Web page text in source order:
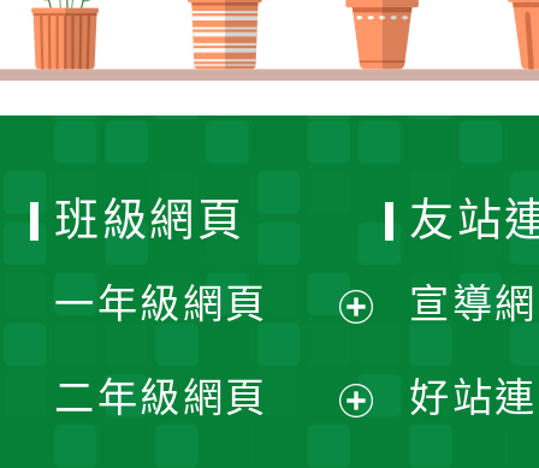
班級網頁
一年級網頁
開
二年級網頁
友站
宣導
好站